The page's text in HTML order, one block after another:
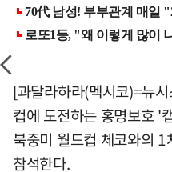
[과달라하라(멕시코)=뉴
컵에 도전하는 홍명보호 '
북중미 월드컵 체코와의
참석한다.